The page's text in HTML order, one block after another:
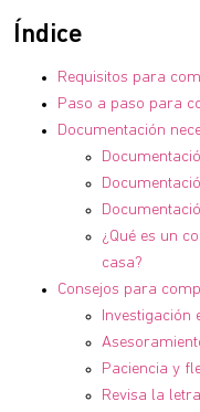
Índice
Requisitos para
Paso a paso para
Documentación
¿Qué es un
casa?
Consejos para
Investigación
Paciencia y
Revisa la